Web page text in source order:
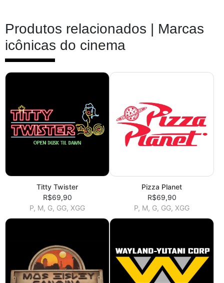
Produtos relacionados | Marcas
icônicas do cinema
Titty Twister
R$69,90
P, M, G, GG, XGG
Pizza Planet
R$69,90
P, M, G, GG, XGG